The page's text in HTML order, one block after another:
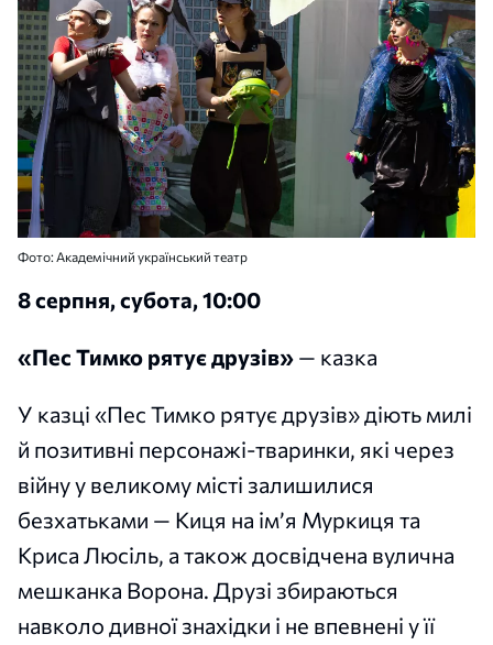
Фото: Академічний український театр
8 серпня, субота, 10:00
«Пес Тимко рятує друзів» — казка
У казці «Пес Тимко рятує друзів» діють милі
й позитивні персонажі-тваринки, які через
війну у великому місті залишилися
безхатьками — Киця на ім’я Муркиця та
Криса Люсіль, а також досвідчена вулична
мешканка Ворона. Друзі збираються
навколо дивної знахідки і не впевнені у її